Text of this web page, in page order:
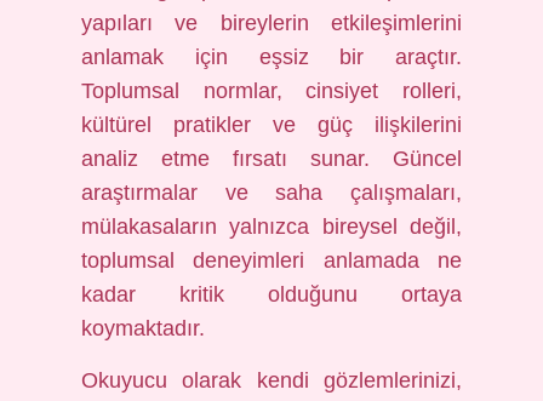
yapıları ve bireylerin etkileşimlerini
anlamak için eşsiz bir araçtır.
Toplumsal normlar, cinsiyet rolleri,
kültürel pratikler ve güç ilişkilerini
analiz etme fırsatı sunar. Güncel
araştırmalar ve saha çalışmaları,
mülakasaların yalnızca bireysel değil,
toplumsal deneyimleri anlamada ne
kadar kritik olduğunu ortaya
koymaktadır.
Okuyucu olarak kendi gözlemlerinizi,